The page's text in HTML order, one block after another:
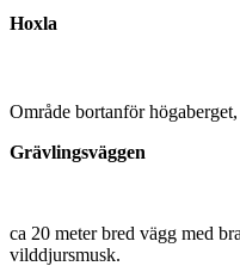
Hoxla
Område bortanför
Grävlingsväggen
ca 20 meter bred vägg med
vilddjursmusk.